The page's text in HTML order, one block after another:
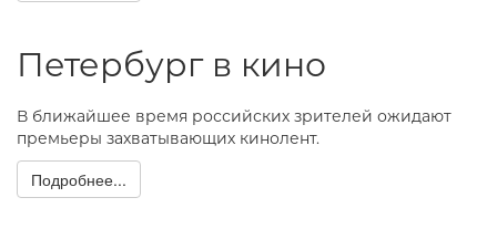
Петербург в кино
В ближайшее время российских зрителей ожидают
премьеры захватывающих кинолент.
Подробнее...